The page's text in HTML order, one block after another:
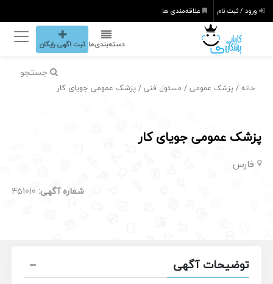
ورود / ثبت نام علاقه‌مندی ها
دسته‌بندی‌ها ثبت اگهی رایگان
جستجو
خانه / پزشک عمومی / مسئول فنی / پزشک عمومی جویای کار
پزشک عمومی جویای کار
فارس
شماره آگهی: 451010
توضیحات آگهی